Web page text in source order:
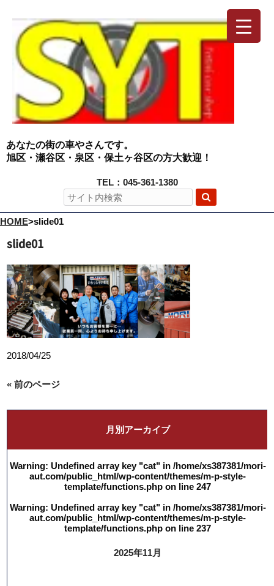
あなたの街の車やさんです。
旭区・瀬谷区・泉区・保土ヶ谷区の方大歓迎！
TEL：045-361-1380
HOME>slide01
slide01
2018/04/25
« 前のページ
月別アーカイブ
Warning: Undefined array key "cat" in /home/xs387381/mori-
aut.com/public_html/wp-content/themes/m-p-style-
template/functions.php on line 247
Warning: Undefined array key "cat" in /home/xs387381/mori-
aut.com/public_html/wp-content/themes/m-p-style-
template/functions.php on line 237
2025年11月